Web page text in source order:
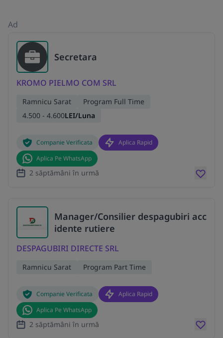
Ad
Secretara
KROMO PIELMO COM SRL
Ramnicu Sarat
Program Full Time
4.500 - 4.600LEI/Luna
Companie Verificata
Aplica Rapid
Aplica Pe WhatsApp
2 săptămâni în urmă
Manager/Consilier despagubiri acc
idente rutiere
DESPAGUBIRI DIRECTE SRL
Ramnicu Sarat Program Part Time
Companie Verificata
Aplica Rapid
Aplica Pe WhatsApp
2 săptămâni în urmă